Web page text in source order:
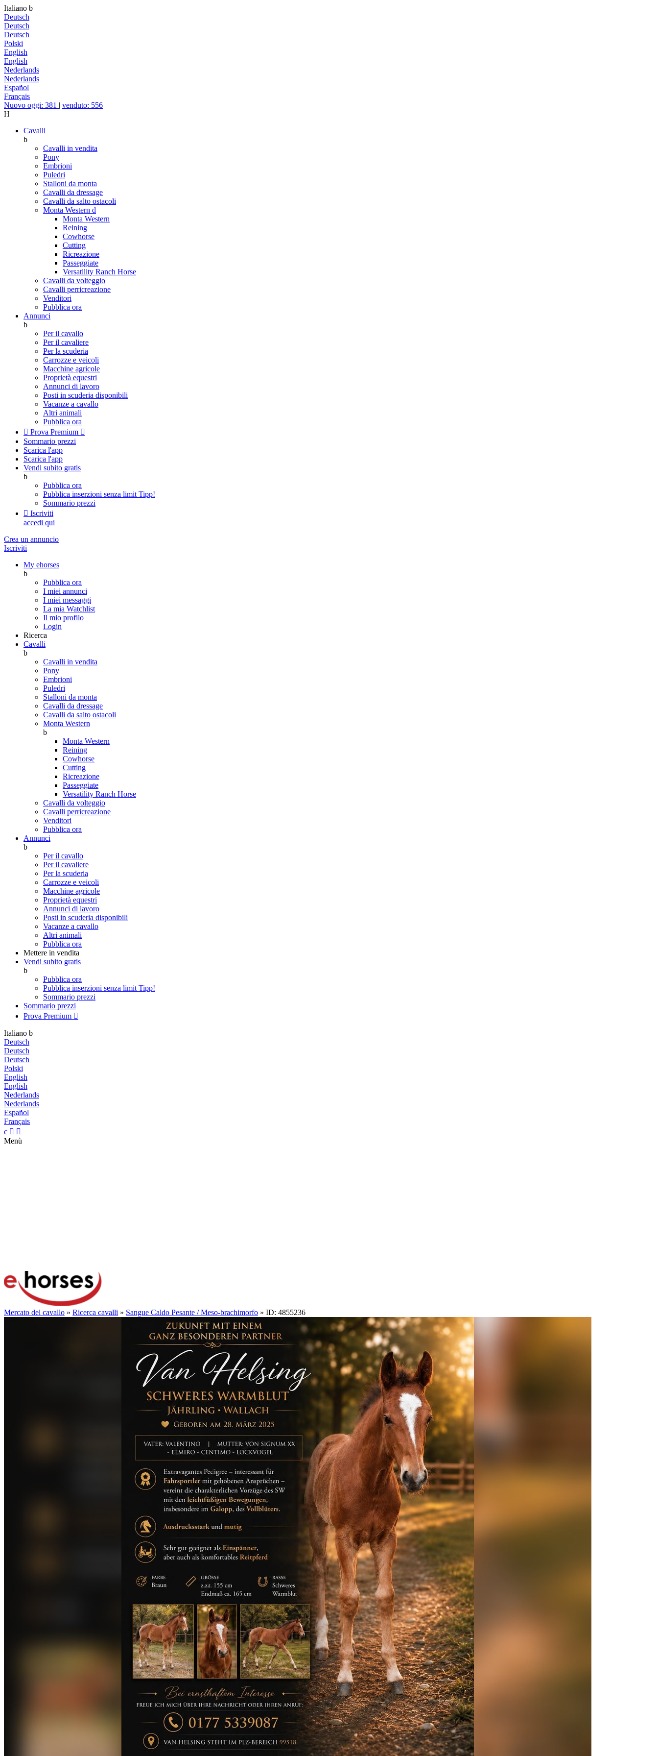
Italiano b
Deutsch
Deutsch
Deutsch
Polski
English
English
Nederlands
Nederlands
Español
Français
Nuovo oggi: 381 | venduto: 556
H
Cavalli
b
Cavalli in vendita
Pony
Embrioni
Puledri
Stalloni da monta
Cavalli da dressage
Cavalli da salto ostacoli
Monta Western d
Monta Western
Reining
Cowhorse
Cutting
Ricreazione
Passeggiate
Versatility Ranch Horse
Cavalli da volteggio
Cavalli perricreazione
Venditori
Pubblica ora
Annunci
b
Per il cavallo
Per il cavaliere
Per la scuderia
Carrozze e veicoli
Macchine agricole
Proprietà equestri
Annunci di lavoro
Posti in scuderia disponibili
Vacanze a cavallo
Altri animali
Pubblica ora
 Prova Premium 
Sommario prezzi
Scarica l'app
Scarica l'app
Vendi subito gratis
b
Pubblica ora
Pubblica inserzioni senza limit Tipp!
Sommario prezzi
 Iscriviti
accedi qui
Crea un annuncio
Iscriviti
My ehorses
b
Pubblica ora
I miei annunci
I miei messaggi
La mia Watchlist
Il mio profilo
Login
Ricerca
Cavalli
b
Cavalli in vendita
Pony
Embrioni
Puledri
Stalloni da monta
Cavalli da dressage
Cavalli da salto ostacoli
Monta Western
b
Monta Western
Reining
Cowhorse
Cutting
Ricreazione
Passeggiate
Versatility Ranch Horse
Cavalli da volteggio
Cavalli perricreazione
Venditori
Pubblica ora
Annunci
b
Per il cavallo
Per il cavaliere
Per la scuderia
Carrozze e veicoli
Macchine agricole
Proprietà equestri
Annunci di lavoro
Posti in scuderia disponibili
Vacanze a cavallo
Altri animali
Pubblica ora
Mettere in vendita
Vendi subito gratis
b
Pubblica ora
Pubblica inserzioni senza limit Tipp!
Sommario prezzi
Sommario prezzi
Prova Premium 
Italiano b
Deutsch
Deutsch
Deutsch
Polski
English
English
Nederlands
Nederlands
Español
Français
c  
Menù
Mercato del cavallo » Ricerca cavalli » Sangue Caldo Pesante / Meso-brachimorfo » ID: 4855236